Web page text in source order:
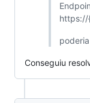
https://
Conseguiu